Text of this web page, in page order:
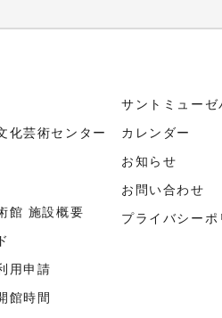
化芸術センター
館 施設概要
用申請
館時間
サントミュー
カレンダー
お知らせ
お問い合わせ
プライバシーポ